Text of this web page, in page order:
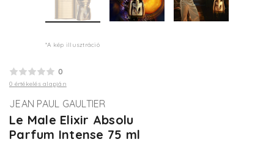
*A kép illusztráció
0
0 értékelés alapján
JEAN PAUL GAULTIER
Le Male Elixir Absolu
Parfum Intense 75 ml